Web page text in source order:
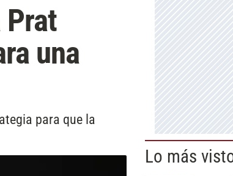
Prat
una
para que la
Lo más